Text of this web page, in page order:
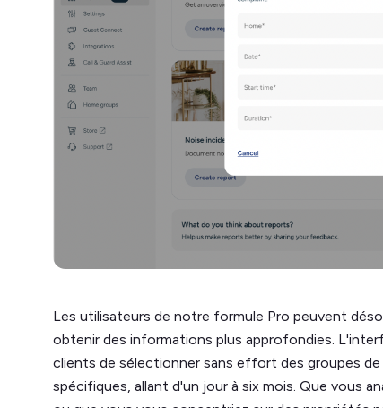
Les utilisateurs de notre formule Pro peuvent
obtenir des informations plus approfondies.
clients de sélectionner sans effort des groupes
spécifiques, allant d'un jour à six mois. Que vous